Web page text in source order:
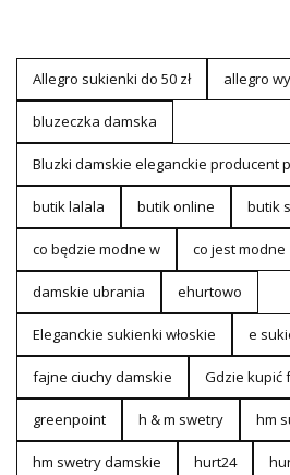
Allegro sukienki do 50 zł allegro
bluzeczka damska
Bluzki damskie eleganckie producent
butik lalala butik online butik
co będzie modne w co jest modne
damskie ubrania ehurtowo
Eleganckie sukienki włoskie e
fajne ciuchy damskie Gdzie kupić
greenpoint h & m swetry hm
hm swetry damskie hurt24